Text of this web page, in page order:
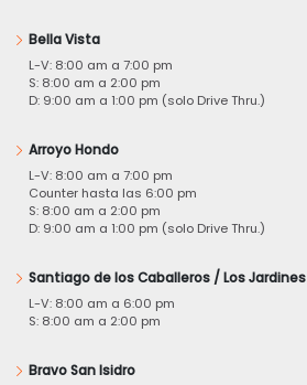
Bella Vista
L-V: 8:00 am a 7:00 pm
S: 8:00 am a 2:00 pm
D: 9:00 am a 1:00 pm (solo Drive Thru.)
Arroyo Hondo
L-V: 8:00 am a 7:00 pm
Counter hasta las 6:00 pm
S: 8:00 am a 2:00 pm
D: 9:00 am a 1:00 pm (solo Drive Thru.)
Santiago de los Caballeros / Los Jardines
L-V: 8:00 am a 6:00 pm
S: 8:00 am a 2:00 pm
Bravo San Isidro